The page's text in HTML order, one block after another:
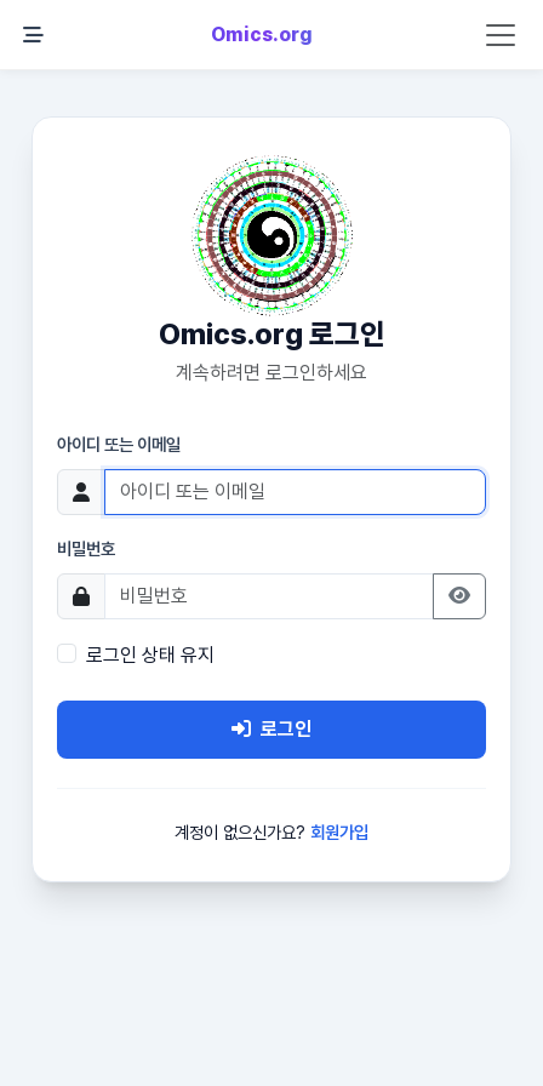
Omics.org
Omics.org 로그인
계속하려면 로그인하세요
아이디 또는 이메일
비밀번호
로그인 상태 유지
로그인
계정이 없으신가요? 회원가입